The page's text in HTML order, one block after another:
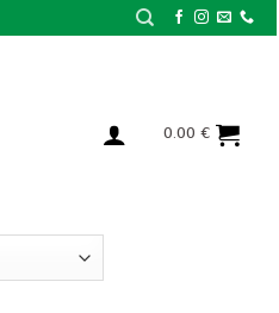
0.00 €